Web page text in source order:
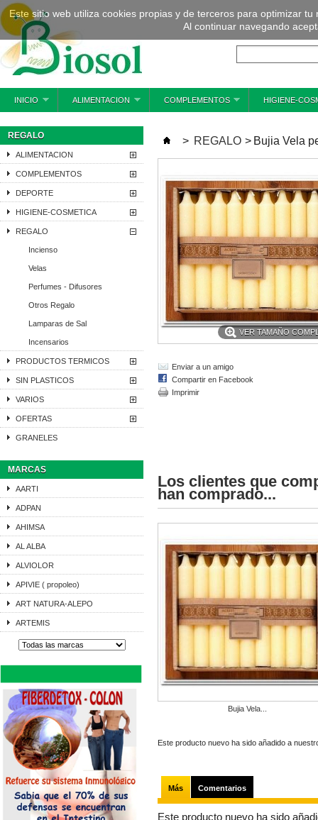
INICIO ALIMENTACION COMPLEMENTOS HIGIENE-
REGALO
ALIMENTACION
COMPLEMENTOS
DEPORTE
HIGIENE-COSMETICA
REGALO
Incienso
Velas
Perfumes - Difusores
Otros Regalo
Lamparas de Sal
Incensarios
PRODUCTOS TERMICOS
SIN PLASTICOS
VARIOS
OFERTAS
GRANELES
MARCAS
AARTI
ADPAN
AHIMSA
AL ALBA
ALVIOLOR
APIVIE ( propoleo)
ART NATURA-ALEPO
ARTEMIS
> REGALO > Bujia Vela
VER TAMAÑO
Enviar a un amigo
Compartir en Facebook
Imprimir
Los clientes que
han comprado...
Bujia Vela...
Este producto nuevo ha sido añadido a
Más Comentarios
Este producto nuevo ha sido
Este sitio web utiliza cookies propias y de terceros para optimizar
Al continuar navegando